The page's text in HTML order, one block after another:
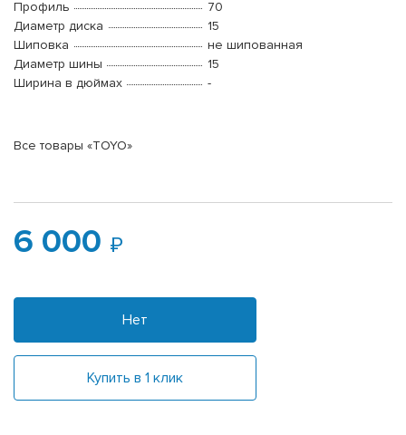
Профиль
70
Диаметр диска
15
Шиповка
не шипованная
Диаметр шины
15
Ширина в дюймах
-
Все товары «TOYO»
6 000
Нет
Купить в 1 клик